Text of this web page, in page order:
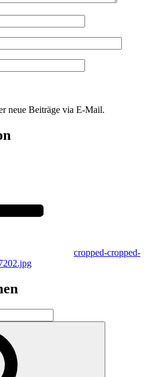
neue Beiträge via E-Mail.
cropped-cropped-